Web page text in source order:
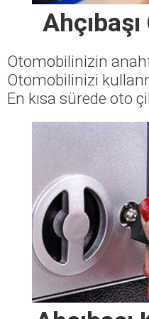
Otomobilinizin
Otomobilinizi
En kısa sürede oto